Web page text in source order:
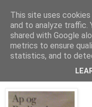
Politikus
torsdag 27. januar
Ap innførte
This site uses
and to analyze traffic.
shared with Google
metrics to ensure
statistics, and to